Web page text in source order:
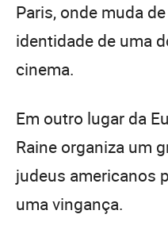
Paris, onde muda
identidade de uma
cinema.
Em outro lugar da
Raine organiza um
judeus americanos
uma vingança.